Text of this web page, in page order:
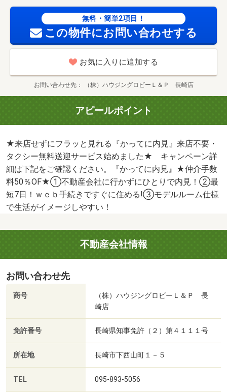
無料・簡単2項目！
この物件にお問い合わせする
お気に入りに追加する
お問い合わせ先 （株）ハウジングロビーＬ＆Ｐ 長崎店
アピールポイント
★来店せずにフラッと見れる『かってに内見』来店不要・
タクシー無料送迎サービス始めました★ キャンペーン詳
細は下記をご確認ください。『かってに内見』★仲介手数
料50％OF★①不動産会社に行かずにひとりで内見！②最
短7日！ｗｅｂ手続きですぐに住める!③モデルルーム仕様
で生活がイメージしやすい！
不動産会社情報
お問い合わせ先
商号
（株）ハウジングロビーＬ＆Ｐ 長
崎店
免許番号 長崎県知事免許（２）第４１１１号
所在地 長崎市下西山町１－５
TEL 095-893-5056